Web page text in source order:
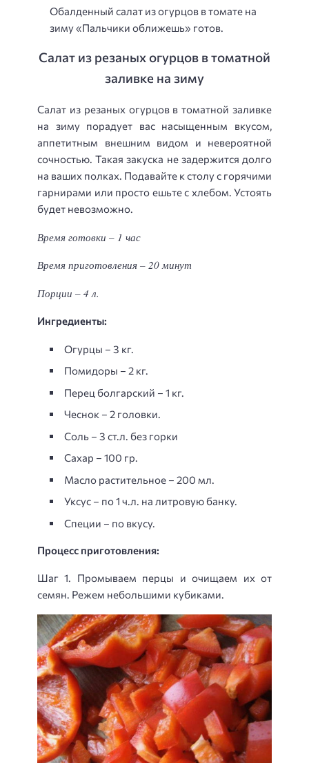
Обалденный салат из огурцов в томате на
зиму «Пальчики оближешь» готов.
Салат из резаных огурцов в томатной
заливке на зиму
Салат из резаных огурцов в томатной заливке
на зиму порадует вас насыщенным вкусом,
аппетитным внешним видом и невероятной
сочностью. Такая закуска не задержится долго
на ваших полках. Подавайте к столу с горячими
гарнирами или просто ешьте с хлебом. Устоять
будет невозможно.
Время готовки – 1 час
Время приготовления – 20 минут
Порции – 4 л.
Ингредиенты:
Огурцы – 3 кг.
Помидоры – 2 кг.
Перец болгарский – 1 кг.
Чеснок – 2 головки.
Соль – 3 ст.л. без горки
Сахар – 100 гр.
Масло растительное – 200 мл.
Уксус – по 1 ч.л. на литровую банку.
Специи – по вкусу.
Процесс приготовления:
Шаг 1. Промываем перцы и очищаем их от
семян. Режем небольшими кубиками.